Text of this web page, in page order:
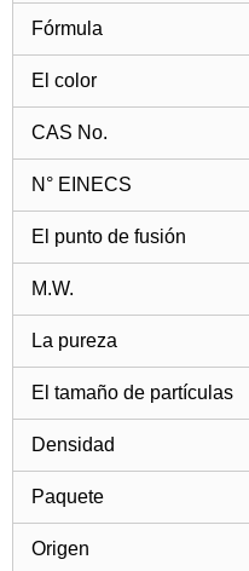
Fórmula
El color
CAS No.
N° EINECS
El punto de fusión
M.W.
La pureza
El tamaño de partículas
Densidad
Paquete
Origen